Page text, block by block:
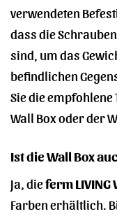
verwendeten
dass die
sind, um das
befindlichen
Sie die
Wall Box oder der
Ist die Wall Box
Ja, dieferm LIVING
Farben erhältlich.